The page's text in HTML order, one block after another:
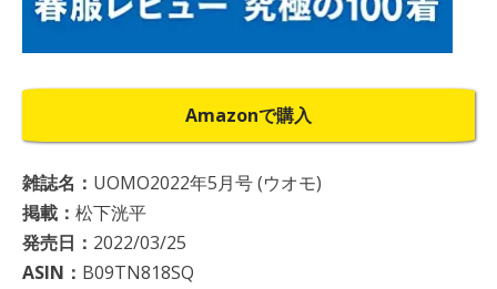
Amazonで購入
雑誌名： UOMO2022年5月号 (ウオモ)
掲載： 松下洸平
発売日： 2022/03/25
ASIN： B09TN818SQ